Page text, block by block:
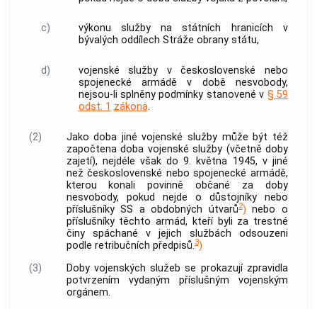
c)
výkonu služby na státních hranicích v
bývalých oddílech Stráže obrany státu,
d)
vojenské služby v československé nebo
spojenecké armádě v době nesvobody,
nejsou-li splněny podmínky stanovené v § 59
odst. 1 zákona.
(2)
Jako doba jiné vojenské služby může být též
započtena doba vojenské služby (včetně doby
zajetí), nejdéle však do 9. května 1945, v jiné
než československé nebo spojenecké armádě,
kterou konali povinně občané za doby
nesvobody, pokud nejde o důstojníky nebo
příslušníky SS a obdobných útvarů2) nebo o
příslušníky těchto armád, kteří byli za trestné
činyspáchané v jejich službách odsouzeni
podle retribučních předpisů.3)
(3)
Doby vojenských služeb se prokazují zpravidla
potvrzením vydaným příslušným vojenským
orgánem.